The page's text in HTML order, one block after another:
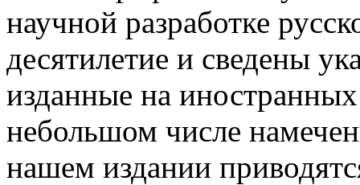
научной разработке
десятилетие и сведены
изданные на
небольшом числе
нашем издании